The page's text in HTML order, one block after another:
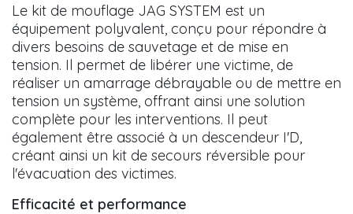
Le kit de mouflage JAG SYSTEM est un
équipement polyvalent, conçu pour répondre à
divers besoins de sauvetage et de mise en
tension. Il permet de libérer une victime, de
réaliser un amarrage débrayable ou de mettre en
tension un système, offrant ainsi une solution
complète pour les interventions. Il peut
également être associé à un descendeur I'D,
créant ainsi un kit de secours réversible pour
l'évacuation des victimes.
Efficacité et performance